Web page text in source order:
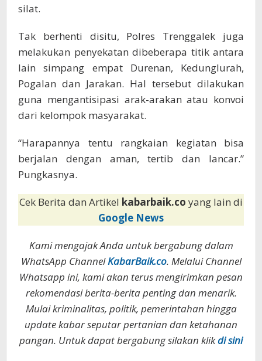
silat.
Tak berhenti disitu, Polres Trenggalek juga
melakukan penyekatan dibeberapa titik antara
lain simpang empat Durenan, Kedunglurah,
Pogalan dan Jarakan. Hal tersebut dilakukan
guna mengantisipasi arak-arakan atau konvoi
dari kelompok masyarakat.
“Harapannya tentu rangkaian kegiatan bisa
berjalan dengan aman, tertib dan lancar.”
Pungkasnya.
Cek Berita dan Artikel kabarbaik.co yang lain di
Google News
Kami mengajak Anda untuk bergabung dalam
WhatsApp ChannelKabarBaik.co. Melalui Channel
Whatsapp ini, kami akan terus mengirimkan pesan
rekomendasi berita-berita penting dan menarik.
Mulai kriminalitas, politik, pemerintahan hingga
update kabar seputar pertanian dan ketahanan
pangan. Untuk dapat bergabung silakan klikdi sini